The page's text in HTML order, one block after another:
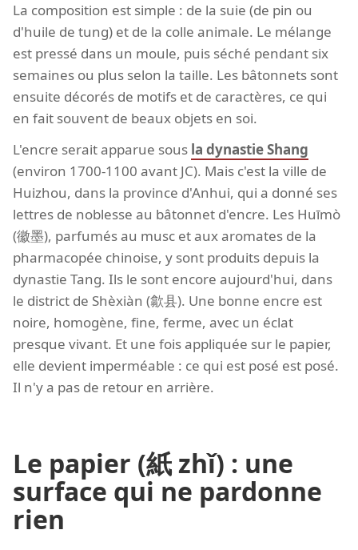
La composition est simple : de la suie (de pin ou
d'huile de tung) et de la colle animale. Le mélange
est pressé dans un moule, puis séché pendant six
semaines ou plus selon la taille. Les bâtonnets sont
ensuite décorés de motifs et de caractères, ce qui
en fait souvent de beaux objets en soi.
L'encre serait apparue sous la dynastie Shang
(environ 1700-1100 avant JC). Mais c'est la ville de
Huizhou, dans la province d'Anhui, qui a donné ses
lettres de noblesse au bâtonnet d'encre. Les Huīmò
(徽墨), parfumés au musc et aux aromates de la
pharmacopée chinoise, y sont produits depuis la
dynastie Tang. Ils le sont encore aujourd'hui, dans
le district de Shèxiàn (歙县). Une bonne encre est
noire, homogène, fine, ferme, avec un éclat
presque vivant. Et une fois appliquée sur le papier,
elle devient imperméable : ce qui est posé est posé.
Il n'y a pas de retour en arrière.
Le papier (紙 zhǐ) : une
surface qui ne pardonne
rien